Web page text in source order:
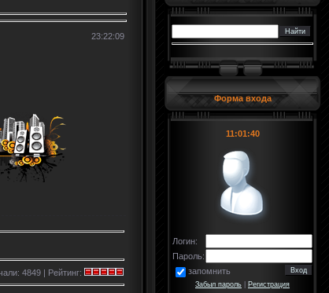
23:22:09
4849 | Рейтинг:
Форма входа
11:01:41
Логин:
Пароль:
запомнить
Забыл пароль Регистрация